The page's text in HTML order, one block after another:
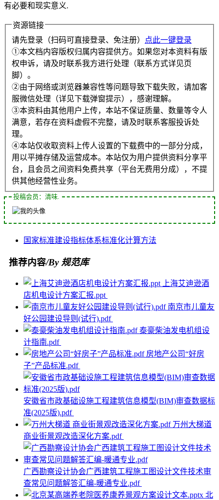
有必要和现实意义.
资源链接
请先登录（扫码可直接登录、免注册）
点此一键登录
①本文档内容版权归属内容提供方。如果您对本资料有版
权申诉，请及时联系我方进行处理（联系方式详见页
脚）。
②由于网络或浏览器兼容性等问题导致下载失败，请加客
服微信处理（详见下载弹窗提示），感谢理解。
③本资料由其他用户上传，本站不保证质量、数量等令人
满意，若存在资料虚假不完整，请及时联系客服投诉处
理。
④本站仅收取资料上传人设置的下载费中的一部分分成，
用以平摊存储及运营成本。本站仅为用户提供资料分享平
台，且会员之间资料免费共享（平台无费用分成），不提
供其他经营性业务。
投稿会员：清味.
国家标准建设指标体系标准化计算方法
推荐内容/By 规范库
上海艾迪逊酒
店机电设计方案汇报.ppt
南京市儿童友
好公园建设导则(试行).pdf
泰豪柴油发电机组设
计指南.pdf
房地产公司“好房
子”产品标准.pdf
安徽省市政基础设施工程建筑信息模型(BIM)审查数据标
准(2025版).pdf
万州大梯道
商业街景观改造深化方案.pdf
广西勘察设计协会广西建筑工程施工图设计文件技术审
查常见问题解答汇编-暖通专业.pdf
北